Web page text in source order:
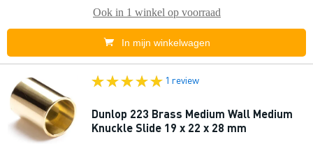
Ook in 1 winkel op voorraad
In mijn winkelwagen
1 review
Dunlop 223 Brass Medium Wall Medium
Knuckle Slide 19 x 22 x 28 mm